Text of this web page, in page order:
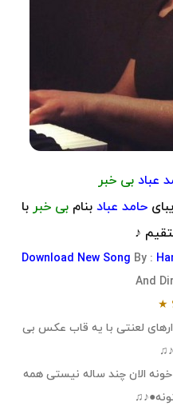
عباد بی خبر
حامد عبادبنامبی خبر با
♪
Download New Song By :
And
لعنتی با یه قاب عکس بی
الان چند ساله نیستی همه